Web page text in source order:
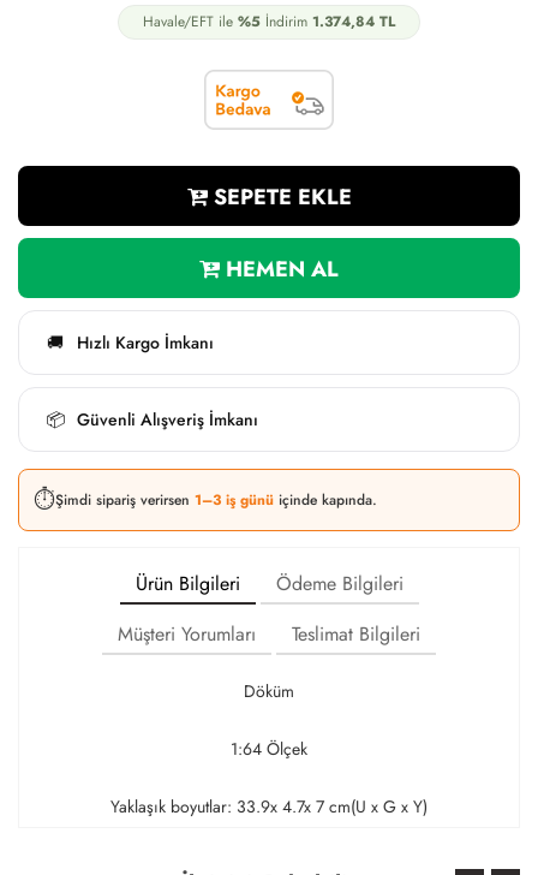
Havale/EFT ile %5 İndirim 1.374,84 TL
SEPETE EKLE
HEMEN AL
🚚 Hızlı Kargo İmkanı
📦 Güvenli Alışveriş İmkanı
⏱️Şimdi sipariş verirsen 1–3 iş günü içinde kapında.
Ürün Bilgileri
Ödeme Bilgileri
Müşteri Yorumları
Teslimat Bilgileri
Döküm
1:64 Ölçek
Yaklaşık boyutlar: 33.9x 4.7x 7 cm(U x G x Y)